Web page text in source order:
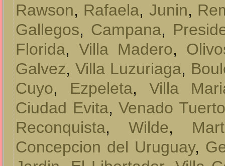
Rawson, Rafaela, Junin,
Gallegos, Campana,
Florida, Villa Madero,
Galvez,Villa Luzuriaga,
Cuyo, Ezpeleta,Villa
Ciudad Evita, Venado Tuerto
Reconquista, Wilde,
Concepcion del Uruguay,